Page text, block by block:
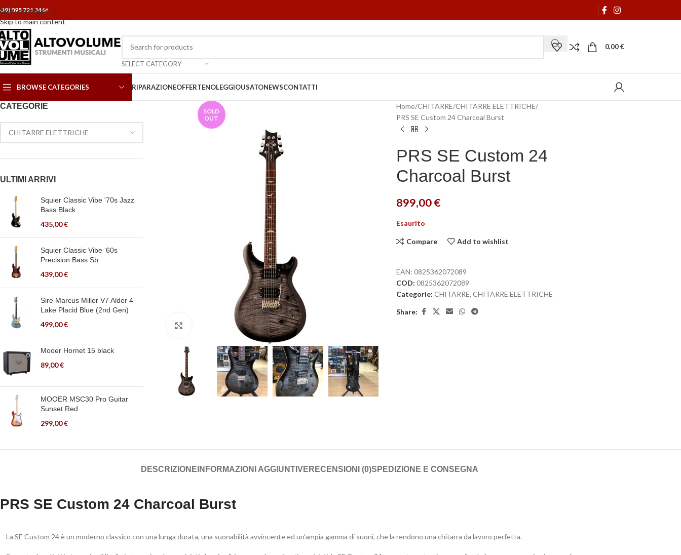
Skip to navigation
Skip to main content
095 721 3464
SELECT CATEGORY
0,00€
BROWSE CATEGORIES RIPARAZIONEOFFERTENOLEGGIOUSATONEWSCONTATTI
CATEGORIE
ULTIMI ARRIVI
Squier Classic Vibe '70s Jazz
Bass Black
435,00€
Squier Classic Vibe ‘60s
Precision Bass Sb
439,00€
Sire Marcus Miller V7 Alder 4
Lake Placid Blue (2nd Gen)
499,00€
Mooer Hornet 15 black
89,00€
MOOER MSC30 Pro Guitar
Sunset Red
299,00€
SOLD
OUT
Click to enlarge
Home CHITARRE CHITARRE ELETTRICHE
PRS SE Custom 24 Charcoal Burst
PRS SE Custom 24
Charcoal Burst
899,00€
Esaurito
Compare Add to wishlist
EAN:0825362072089
COD:0825362072089
Categorie: CHITARRE, CHITARRE ELETTRICHE
Share:
DESCRIZIONE INFORMAZIONI AGGIUNTIVE RECENSIONI (0)SPEDIZIONE E CONSEGNA
PRS SE Custom 24 Charcoal Burst
La SE Custom 24 è un moderno classico con una lunga durata, una suonabilità avvincente ed un’ampia gamma di suoni, che la rendono una chitarra da lavoro perfetta.